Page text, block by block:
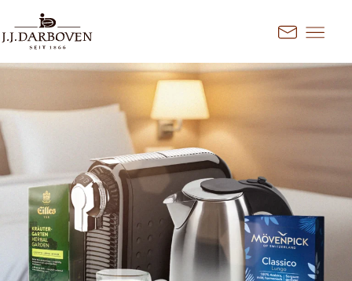
Kontakt
Izberite državo in jezik
Odkrijte naše ponudbe za vaš
trg
DE
EN
FR
Česko
CS
Ireland
EN
Polska
PL
Nederland
NL